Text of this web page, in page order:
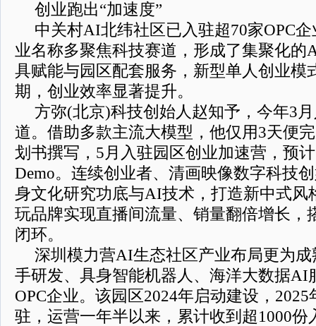
创业跑出“加速度”
中关村AI北纬社区已入驻超70家OPC
业名称多聚焦科技赛道，形成了集聚化
具赋能与园区配套服务，新型单人创业模
期，创业效率显著提升。
方弥(北京)科技创始人赵知予，今年3
道。借助多款主流大模型，他仅用3天便
划书撰写，5月入驻园区创业加速营，预
Demo。连续创业者、清画映像数字科技
身文化研究功底与AI技术，打造新中式风
玩品牌实现直播间流量、销量翻倍增长，
闭环。
深圳模力营AI生态社区产业布局更为
手研发、具身智能机器人、海洋大数据AI
OPC企业。该园区2024年启动建设，
驻，运营一年半以来，累计收到超1000份